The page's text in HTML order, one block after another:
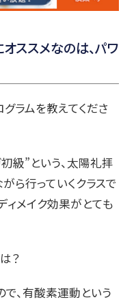
ススメなのは、パワ
グラムを教えてくださ
級”という、太陽礼拝
ら行っていくクラスで
ィメイク効果がとても
？
で、有酸素運動という